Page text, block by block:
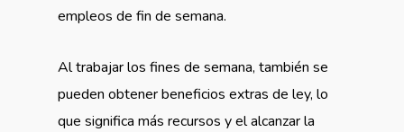
empleos de fin de semana.
Al trabajar los fines de semana, también se
pueden obtener beneficios extras de ley, lo
que significa más recursos y el alcanzar la